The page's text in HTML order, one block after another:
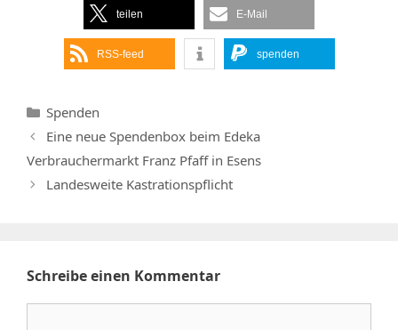
teilen E-Mail
RSS-feed spenden
Kategorien
Spenden
Eine neue Spendenbox beim Edeka
Verbrauchermarkt Franz Pfaff in Esens
Landesweite Kastrationspflicht
Schreibe einen Kommentar